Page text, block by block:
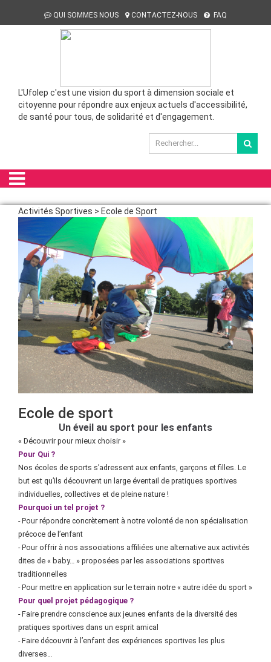
QUI SOMMES NOUS CONTACTEZ-NOUS FAQ
L'Ufolep c'est une vision du sport à dimension sociale et
citoyenne pour répondre aux enjeux actuels d'accessibilité,
de santé pour tous, de solidarité et d'engagement.
Activités Sportives > Ecole de Sport
Ecole de sport
Un éveil au sport pour les enfants
« Découvrir pour mieux choisir »
Pour Qui ?
Nos écoles de sports s’adressent aux enfants, garçons et filles. Le
but est qu’ils découvrent un large éventail de pratiques sportives
individuelles, collectives et de pleine nature !
Pourquoi un tel projet ?
- Pour répondre concrètement à notre volonté de non spécialisation
précoce de l’enfant
- Pour offrir à nos associations affiliées une alternative aux activités
dites de « baby… » proposées par les associations sportives
traditionnelles
- Pour mettre en application sur le terrain notre « autre idée du sport »
Pour quel projet pédagogique ?
- Faire prendre conscience aux jeunes enfants de la diversité des
pratiques sportives dans un esprit amical
- Faire découvrir à l’enfant des expériences sportives les plus
diverses…